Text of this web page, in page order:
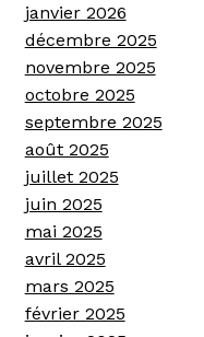
janvier 2026
décembre 2025
novembre 2025
octobre 2025
septembre 2025
août 2025
juillet 2025
juin 2025
mai 2025
avril 2025
mars 2025
février 2025